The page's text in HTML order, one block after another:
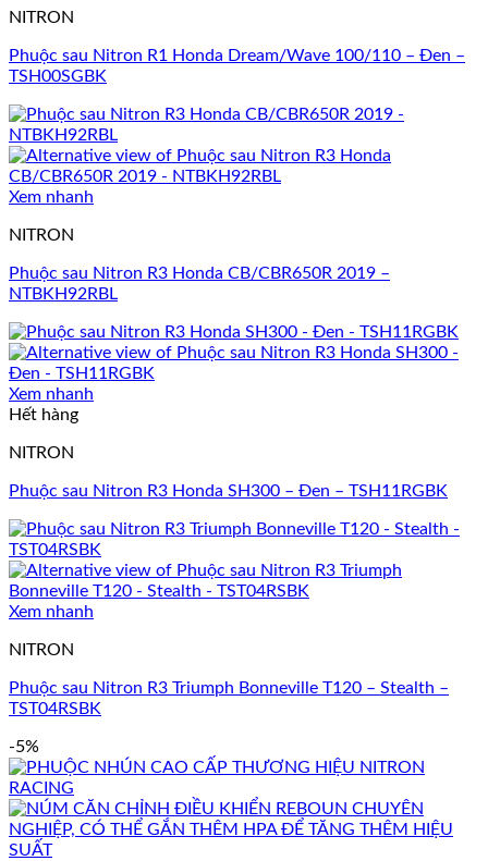
NITRON
Phuộc sau Nitron R1 Honda Dream/Wave 100/110 – Đen –
TSH00SGBK
Xem nhanh
NITRON
Phuộc sau Nitron R3 Honda CB/CBR650R 2019 –
NTBKH92RBL
Xem nhanh
Hết hàng
NITRON
Phuộc sau Nitron R3 Honda SH300 – Đen – TSH11RGBK
Xem nhanh
NITRON
Phuộc sau Nitron R3 Triumph Bonneville T120 – Stealth –
TST04RSBK
-5%